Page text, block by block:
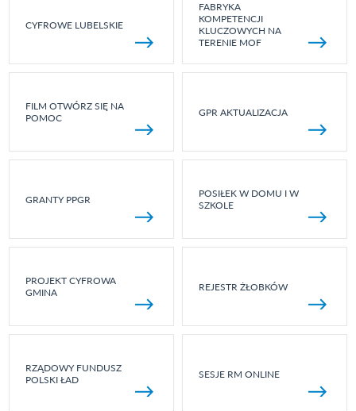
CYFROWE LUBELSKIE
FABRYKA
KOMPETENCJI
KLUCZOWYCH NA
TERENIE MOF
FILM OTWÓRZ SIĘ NA
POMOC
GPR AKTUALIZACJA
GRANTY PPGR
POSIŁEK W DOMU I W
SZKOLE
PROJEKT CYFROWA
GMINA
REJESTR ŻŁOBKÓW
RZĄDOWY FUNDUSZ
POLSKI ŁAD
SESJE RM ONLINE